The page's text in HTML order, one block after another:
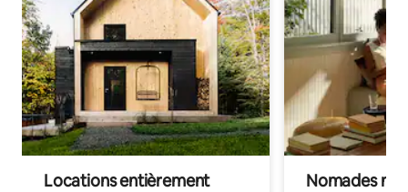
Locations entièrement
Nomades